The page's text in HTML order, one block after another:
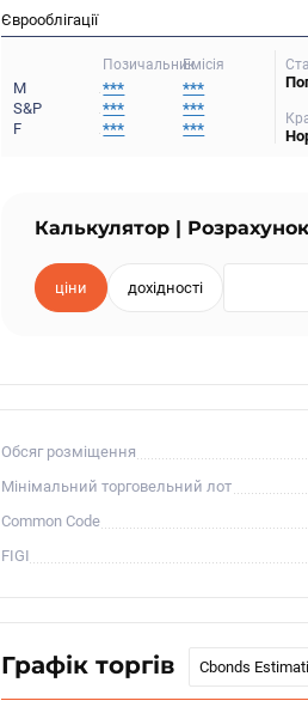
Єврооблігації
Емісія
Позичальник
M ***
***
S&P
***
***
F
***
***
Калькулятор |
ціни дохідності
Обсяг розміщення
Мінімальний торговельний лот
Common Code
FIGI
Графік торгів Cbonds